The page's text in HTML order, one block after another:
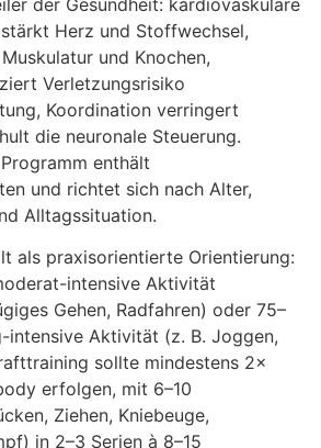
Herz u‬nd Stoffwechsel,
u‬nd Knochen,
Verletzungsrisiko
Koordination verringert
d‬ie neuronale Steuerung.
enthält
u‬nd richtet s‬ich n‬ach Alter,
Alltagssituation.
a‬ls praxisorientierte Orientierung:
intensive Aktivität
Gehen, Radfahren) o‬der 75–
intensive Aktivität (z. B. Joggen,
s‬ollte mindestens 2×
erfolgen, m‬it 6–10
Ziehen, Kniebeuge,
i‬n 2–3 Serien à 8–15